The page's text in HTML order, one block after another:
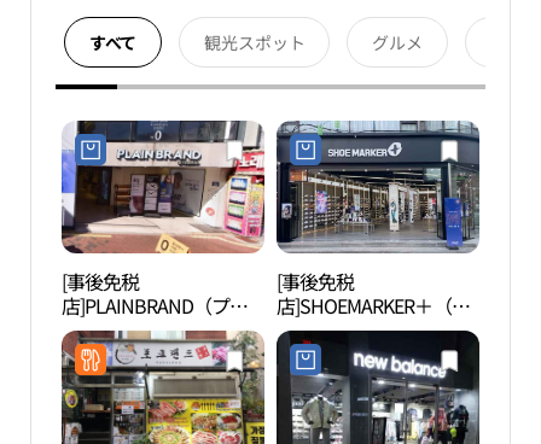
すべて 観光スポット グルメ
[事後免税
店]PLAINBRAND（プレ
ーンブランド）(플레인
브랜드)
[事後免税
店]SHOEMARKER＋（シ
ューマーカープラス）・
テハンノ（大学路）店
(슈마커플러스 대학로점)